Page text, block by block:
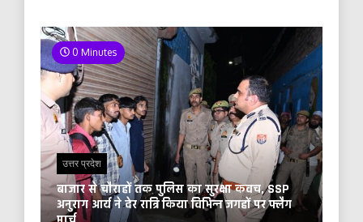
0 Minutes
उत्तर प्रदेश
बाजार से चौराहों तक पुलिस का सुरक्षा कवच, SSP
अनुराग आर्य ने देर रात्रि किया विभिन्न जगहों पर फ्लैग